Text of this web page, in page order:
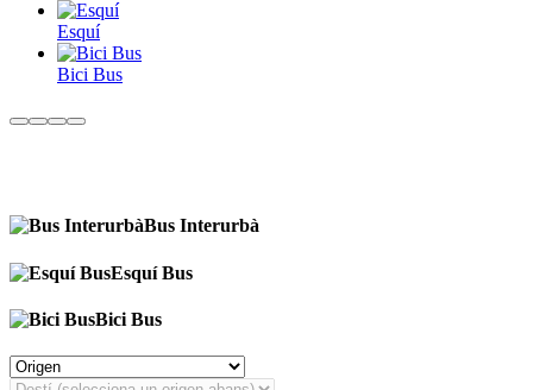
Esquí
Bici Bus
Bus Interurbà
Esquí Bus
Bici Bus